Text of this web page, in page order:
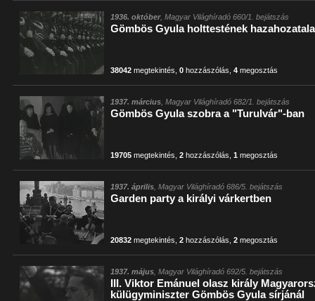
1936. október, Magyar Világhíradó 660/1. bejátszás
Gömbös Gyula holttestének
38042 megtekintés ,0 hozzászólás ,4 megosztás
1937. március , Magyar Világhíradó 682/1. bejátszás
Gömbös Gyula szobra a "Turulvár"-ban
19705 megtekintés ,2 hozzászólás ,1 megosztás
1937. április , Magyar Világhíradó 686/5. bejátszás
Garden party a királyi várkertben
20832 megtekintés ,2 hozzászólás ,2 megosztás
1937. május , Magyar Világhíradó 692/5. bejátszás
III. Viktor Emánuel olasz király
külügyminiszter Gömbös Gyula sírjánál